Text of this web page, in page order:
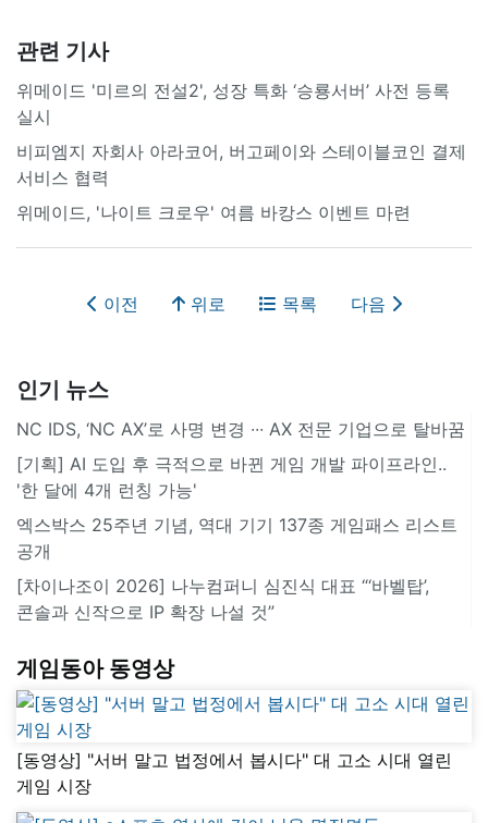
관련 기사
위메이드 '미르의 전설2', 성장 특화 ‘승룡서버’ 사전 등록
실시
비피엠지 자회사 아라코어, 버고페이와 스테이블코인 결제
서비스 협력
위메이드, '나이트 크로우' 여름 바캉스 이벤트 마련
이전 위로 목록 다음
인기 뉴스
NC IDS, ‘NC AX’로 사명 변경 ∙∙∙ AX 전문 기업으로 탈바꿈
[기획] AI 도입 후 극적으로 바뀐 게임 개발 파이프라인..
'한 달에 4개 런칭 가능'
엑스박스 25주년 기념, 역대 기기 137종 게임패스 리스트
공개
[차이나조이 2026] 나누컴퍼니 심진식 대표 “‘바벨탑’,
콘솔과 신작으로 IP 확장 나설 것”
게임동아 동영상
[동영상] "서버 말고 법정에서 봅시다" 대 고소 시대 열린
게임 시장